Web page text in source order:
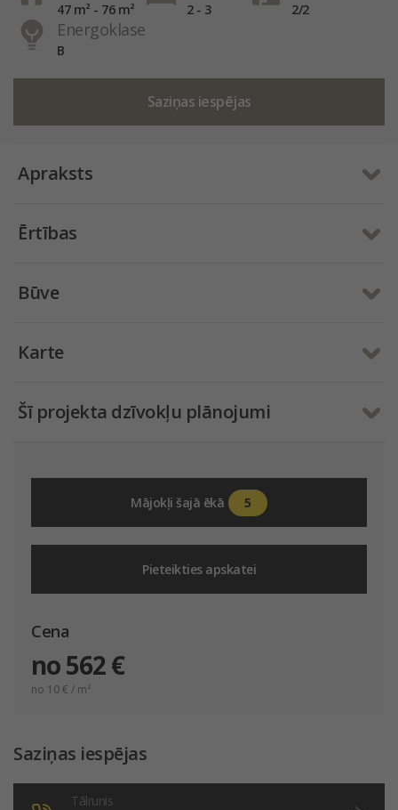
47 m² - 76 m² 2 - 3 2/2
Energoklase
B
Saziņas iespējas
Apraksts
Ērtības
Būve
Karte
Šī projekta dzīvokļu plānojumi
Mājokļi šajā ēkā 5
Pieteikties apskatei
Cena
no 562 €
no 10€ / m²
Saziņas iespējas
Tālrunis